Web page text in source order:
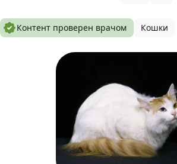
Контент проверен врачом Кошки